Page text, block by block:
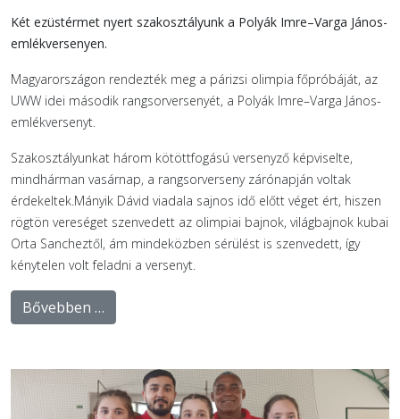
Két ezüstérmet nyert szakosztályunk a Polyák Imre–Varga János-
emlékversenyen.
Magyarországon rendezték meg a párizsi olimpia főpróbáját, az
UWW idei második rangsorversenyét, a Polyák Imre–Varga János-
emlékversenyt.
Szakosztályunkat három kötöttfogású versenyző képviselte,
mindhárman vasárnap, a rangsorverseny zárónapján voltak
érdekeltek.Mányik Dávid viadala sajnos idő előtt véget ért, hiszen
rögtön vereséget szenvedett az olimpiai bajnok, világbajnok kubai
Orta Sancheztől, ám mindeközben sérülést is szenvedett, így
kénytelen volt feladni a versenyt.
Bővebben …